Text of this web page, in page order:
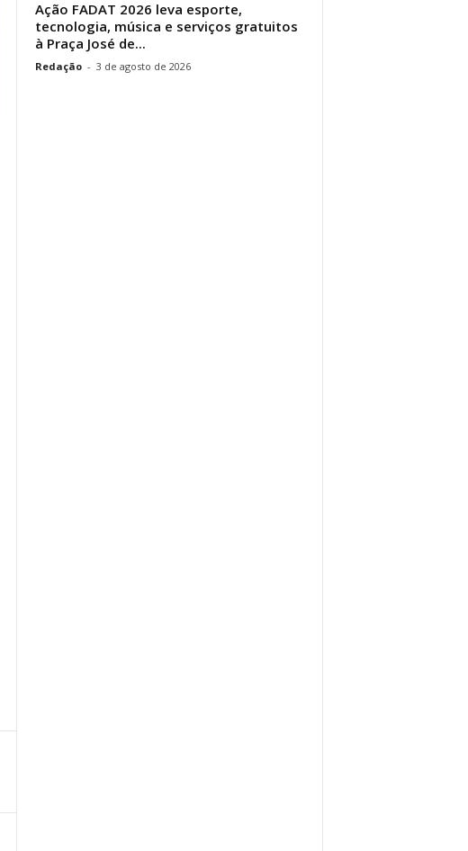
Ação FADAT 2026 leva esporte,
tecnologia, música e serviços gratuitos
à Praça José de...
Redação - 3 de agosto de 2026